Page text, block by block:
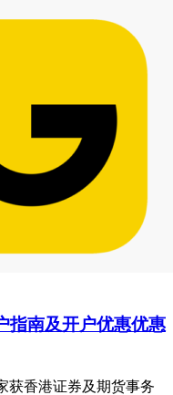
指南及开户优惠优惠
获香港证券及期货事务